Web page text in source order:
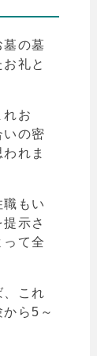
の墓
礼と
お
いの密
れま
職もい
示さ
て全
、これ
ら5～